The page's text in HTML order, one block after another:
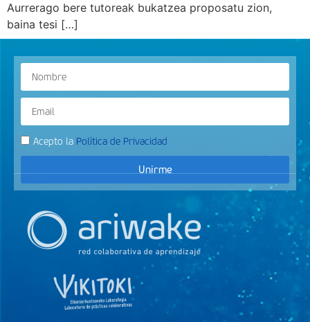
Aurrerago bere tutoreak bukatzea proposatu zion,
baina tesi […]
Acepto la Política de Privacidad
Unirme